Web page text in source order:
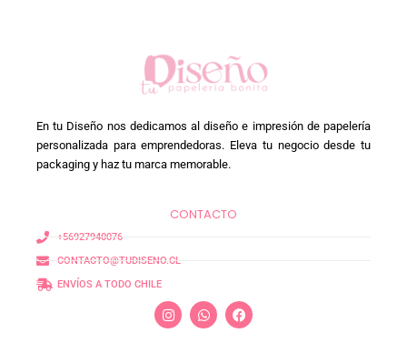
En tu Diseño nos dedicamos al diseño e impresión de papelería
personalizada para emprendedoras. Eleva tu negocio desde tu
packaging y haz tu marca memorable.
CONTACTO
+56927940076
CONTACTO@TUDISENO.CL
ENVÍOS A TODO CHILE